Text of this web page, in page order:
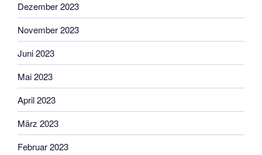
Dezember 2023
November 2023
Juni 2023
Mai 2023
April 2023
März 2023
Februar 2023